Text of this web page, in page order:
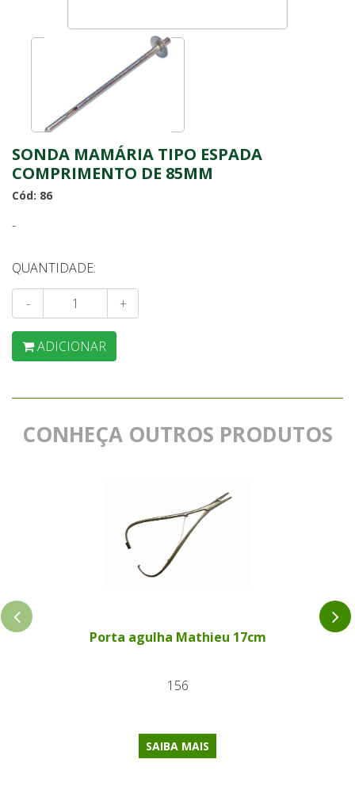
SONDA MAMÁRIA TIPO ESPADA
COMPRIMENTO DE 85MM
Cód: 86
-
QUANTIDADE:
- +
ADICIONAR
CONHEÇA OUTROS PRODUTOS
Porta agulha Mathieu 17cm
156
SAIBA MAIS